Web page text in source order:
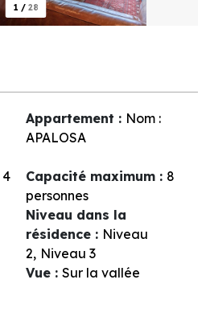
1 / 28
Appartement : Nom :
APALOSA
4
Capacité maximum : 8
personnes
Niveau dans la
résidence : Niveau
2 Niveau 3
Vue : Sur la vallée